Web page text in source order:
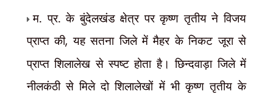
म. प्र. के बुंदेलखंड क्षेत्र पर कृष्ण तृतीय ने विजय
प्राप्त की,यह सतना जिले में मैहर के निकट जूरा से
प्राप्त शिलालेख से स्पष्ट होता है। छिन्दवाड़ा जिले में
नीलकंठी से मिले दो शिलालेखों में भी कृष्ण तृतीय के